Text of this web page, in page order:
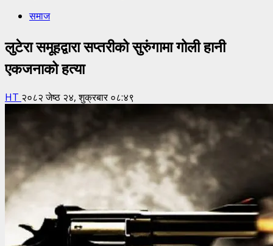
समाज
लुटेरा समूहद्वारा सप्तरीको सुरुंगामा गोली हानी
एकजनाको हत्या
HT २०८२ जेष्ठ २४, शुक्रबार ०८:४९